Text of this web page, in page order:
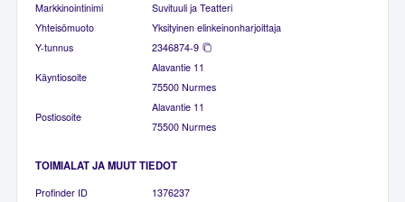
Markkinointinimi
Suvituuli ja Teatteri
Yhteisömuoto
Yksityinen elinkeinonharjoittaja
Y-tunnus
2346874-9
Käyntiosoite
Alavantie 11
75500 Nurmes
Postiosoite
Alavantie 11
75500 Nurmes
TOIMIALAT JA MUUT TIEDOT
Profinder ID
1376237